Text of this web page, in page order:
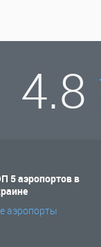
4.8
5 аэропортов в
аэропорты